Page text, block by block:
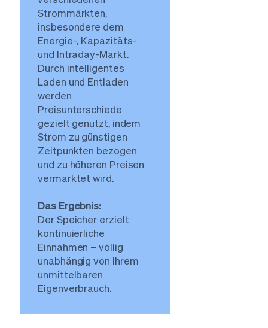
Strommärkten,
insbesondere dem
Energie-, Kapazitäts-
und Intraday-Markt.
Durch intelligentes
Laden und Entladen
werden
Preisunterschiede
gezielt genutzt, indem
Strom zu günstigen
Zeitpunkten bezogen
und zu höheren Preisen
vermarktet wird.
Das Ergebnis:
Der Speicher erzielt
kontinuierliche
Einnahmen – völlig
unabhängig von Ihrem
unmittelbaren
Eigenverbrauch.